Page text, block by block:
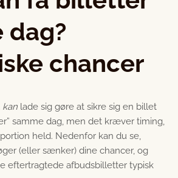
dag?
chancer
kan lade sig gøre at sikre sig en billet
samme dag, men det kræver timing,
held. Nedenfor kan du se,
(eller sænker) dine chancer, og
eftertragtede afbudsbilletter typisk